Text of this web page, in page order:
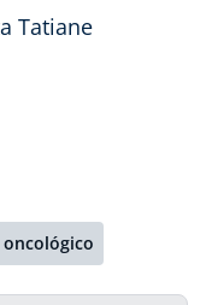
Tatiane